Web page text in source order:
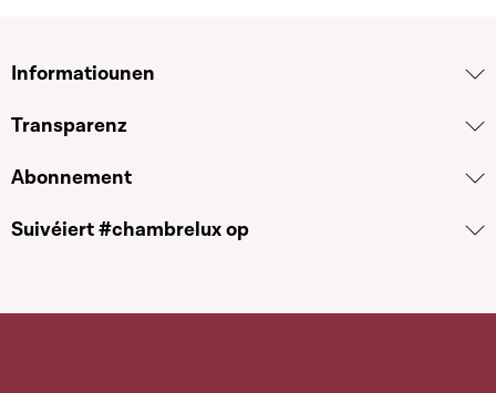
Informatiounen
Transparenz
Abonnement
Suivéiert #chambrelux op